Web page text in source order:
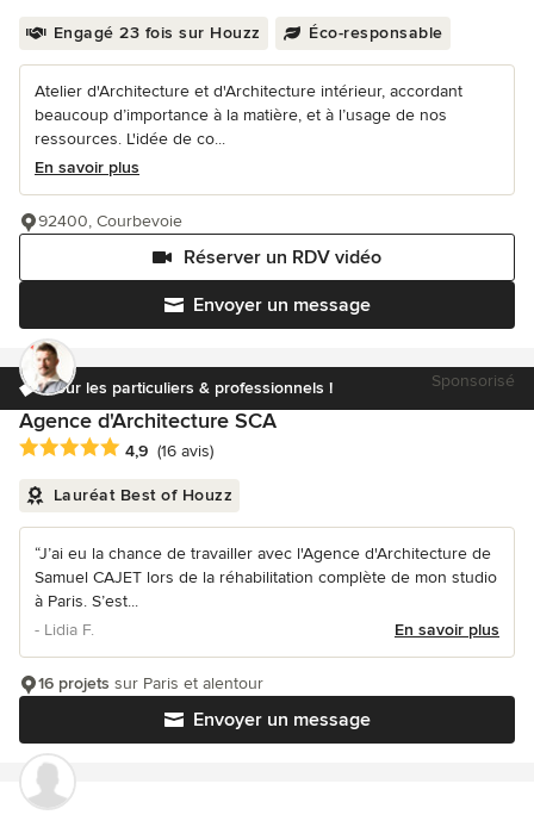
Engagé 23 fois sur Houzz Éco-responsable
Atelier d'Architecture et d'Architecture intérieur, accordant
beaucoup d’importance à la matière, et à l’usage de nos
ressources. L'idée de co...
En savoir plus
Envoyer un message
Réserver un RDV vidéo
92400, Courbevoie
Pour les particuliers & professionnels ! Sponsorisé
Agence d'Architecture SCA
Note moyenne : 4.9 étoiles sur 5
4,9 (16 avis)
Lauréat Best of Houzz
“J’ai eu la chance de travailler avec l'Agence d'Architecture de
Samuel CAJET lors de la réhabilitation complète de mon studio
à Paris. S’est...
- Lidia F.
En savoir plus
Envoyer un message
16 projets sur Paris et alentour